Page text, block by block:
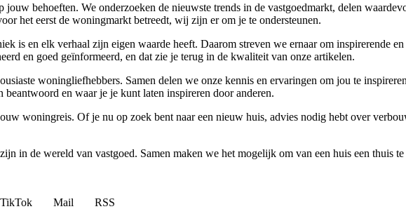
behoeften. We onderzoeken de nieuwste trends in de vastgoedmarkt, delen
het eerst de woningmarkt betreedt, wij zijn er om je te ondersteunen.
is en elk verhaal zijn eigen waarde heeft. Daarom streven we ernaar om inspirerende
en goed geïnformeerd, en dat zie je terug in de kwaliteit van onze artikelen.
woningliefhebbers. Samen delen we onze kennis en ervaringen om jou te
en waar je je kunt laten inspireren door anderen.
woningreis. Of je nu op zoek bent naar een nieuw huis, advies nodig hebt over
in de wereld van vastgoed. Samen maken we het mogelijk om van een huis een thuis
TikTok Mail
RSS